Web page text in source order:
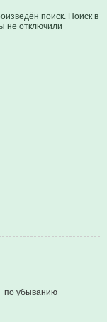
поиск. Поиск в
не отключили
по убыванию